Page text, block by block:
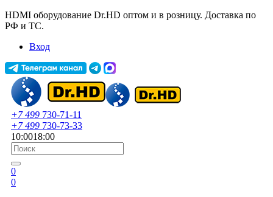
HDMI оборудование Dr.HD оптом и в розницу. Доставка по
РФ и ТС.
Вход
+7 499 730-71-11
+7 499 730-73-33
10:0018:00
0
0